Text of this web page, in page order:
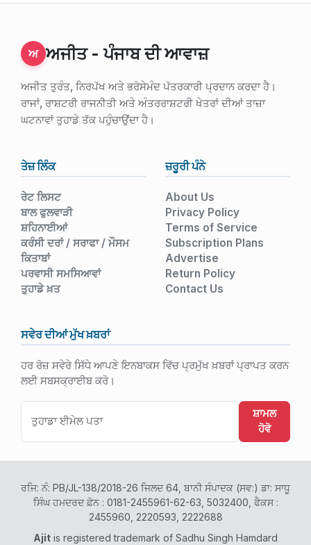
ਅ ਅਜੀਤ - ਪੰਜਾਬ ਦੀ ਆਵਾਜ਼
ਅਜੀਤ ਤੁਰੰਤ, ਨਿਰਪੱਖ ਅਤੇ ਭਰੋਸੇਮੰਦ ਪੱਤਰਕਾਰੀ ਪ੍ਰਦਾਨ ਕਰਦਾ ਹੈ।
ਰਾਜਾਂ, ਰਾਸ਼ਟਰੀ ਰਾਜਨੀਤੀ ਅਤੇ ਅੰਤਰਰਾਸ਼ਟਰੀ ਖੇਤਰਾਂ ਦੀਆਂ ਤਾਜ਼ਾ
ਘਟਨਾਵਾਂ ਤੁਹਾਡੇ ਤੱਕ ਪਹੁੰਚਾਉਂਦਾ ਹੈ।
ਤੇਜ਼ ਲਿੰਕ
ਰੇਟ ਲਿਸਟ
ਬਾਲ ਫੁਲਵਾੜੀ
ਸ਼ਹਿਨਾਈਆਂ
ਕਰੰਸੀ ਦਰਾਂ / ਸਰਾਫਾ / ਮੌਸਮ
ਕਿਤਾਬਾਂ
ਪਰਵਾਸੀ ਸਮਸਿਆਵਾਂ
ਤੁਹਾਡੇ ਖ਼ਤ
ਜ਼ਰੂਰੀ ਪੰਨੇ
About Us
Privacy Policy
Terms of Service
Subscription Plans
Advertise
Return Policy
Contact Us
ਸਵੇਰ ਦੀਆਂ ਮੁੱਖ ਖ਼ਬਰਾਂ
ਹਰ ਰੋਜ਼ ਸਵੇਰੇ ਸਿੱਧੇ ਆਪਣੇ ਇਨਬਾਕਸ ਵਿੱਚ ਪ੍ਰਮੁੱਖ ਖ਼ਬਰਾਂ ਪ੍ਰਾਪਤ ਕਰਨ
ਲਈ ਸਬਸਕ੍ਰਾਈਬ ਕਰੋ।
ਸ਼ਾਮਲ
ਹੋਵੋ
ਰਜਿ: ਨੰ: PB/JL-138/2018-26 ਜਿਲਦ 64, ਬਾਨੀ ਸੰਪਾਦਕ (ਸਵ:) ਡਾ: ਸਾਧੂ
ਸਿੰਘ ਹਮਦਰਦ ਫ਼ੋਨ : 0181-2455961-62-63, 5032400, ਫੈਕਸ :
2455960, 2220593, 2222688
Ajit is registered trademark of Sadhu Singh Hamdard